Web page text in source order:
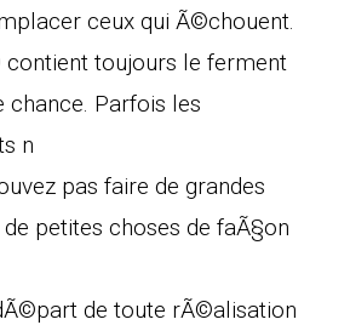
ceux qui Ã©chouent.
contient toujours le ferment
chance. Parfois les
n
pas faire de grandes
petites choses de faÃ§on
de toute rÃ©alisation